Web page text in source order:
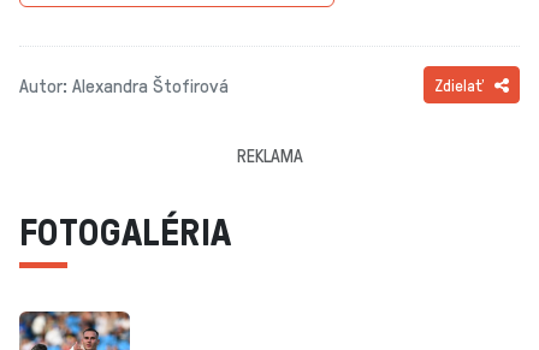
Autor: Alexandra Štofirová Zdielať
REKLAMA
FOTOGALÉRIA